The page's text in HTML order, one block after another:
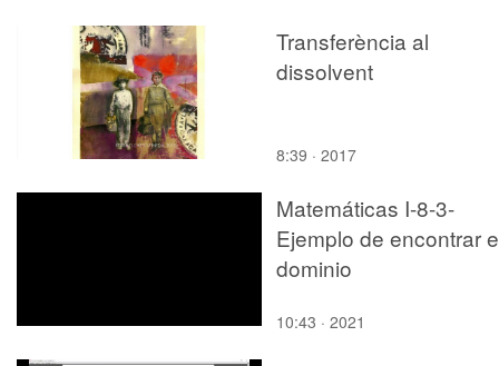
Transferència al
dissolvent
8:39 · 2017
Matemáticas I-8-3-
Ejemplo de encontrar
dominio
10:43 · 2021